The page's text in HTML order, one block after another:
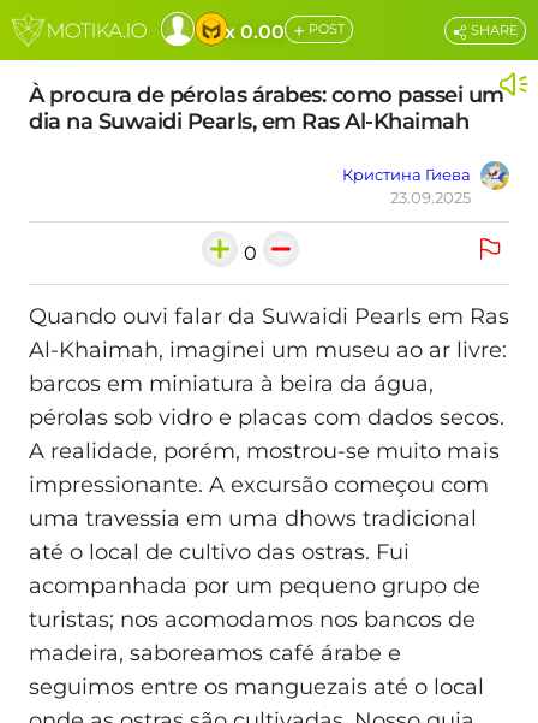
x 0.00 + POST
À procura de pérolas árabes: como passei um
dia na Suwaidi Pearls, em Ras Al-Khaimah
Кристина Гиева
23.09.2025
SHARE
0
Quando ouvi falar da Suwaidi Pearls em Ras
Al-Khaimah, imaginei um museu ao ar livre:
barcos em miniatura à beira da água,
pérolas sob vidro e placas com dados secos.
A realidade, porém, mostrou-se muito mais
impressionante. A excursão começou com
uma travessia em uma dhows tradicional
até o local de cultivo das ostras. Fui
acompanhada por um pequeno grupo de
turistas; nos acomodamos nos bancos de
madeira, saboreamos café árabe e
seguimos entre os manguezais até o local